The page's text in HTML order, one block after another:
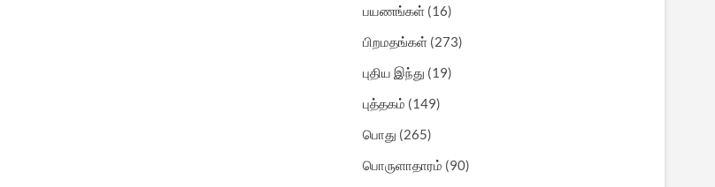
பயணங்கள் (16)
பிறமதங்கள் (273)
புதிய இந்து (19)
புத்தகம் (149)
பொது (265)
பொருளாதாரம் (90)